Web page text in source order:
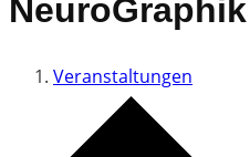
NeuroGraphik
Veranstaltungen